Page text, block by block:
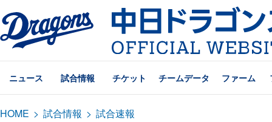
ニュース 試合情報 チケット チームデータ ファーム
HOME > 試合情報 > 試合速報